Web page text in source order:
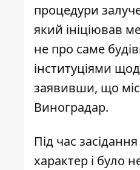
процедури
який ініціював
не про саме
інституціями
заявивши, що
Виноградар.
Під час
характер і було